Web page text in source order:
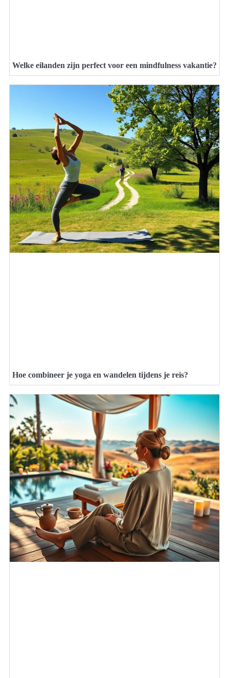
Welke eilanden zijn perfect voor een mindfulness vakantie?
Hoe combineer je yoga en wandelen tijdens je reis?